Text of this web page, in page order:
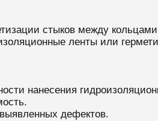
стыков между
ленты или
нанесения
дефектов.